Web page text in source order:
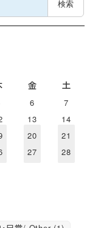
検索
金 土
6
7
13
14
20
21
27
28